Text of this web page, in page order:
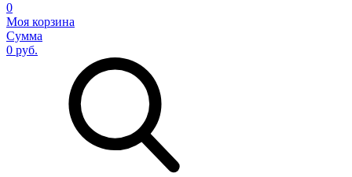
0
Моя корзина
Сумма
0 руб.